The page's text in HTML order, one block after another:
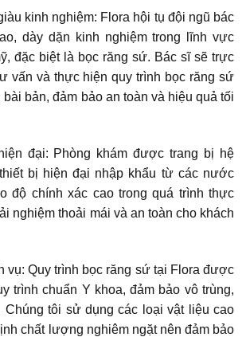
kinh nghiệm: Flora hội tụ đội ngũ bác
dày dặn kinh nghiệm trong lĩnh vực
đặc biệt là bọc răng sứ. Bác sĩ sẽ trực
vấn và thực hiện quy trình bọc răng sứ
bản, đảm bảo an toàn và hiệu quả tối
đại: Phòng khám được trang bị hệ
bị hiện đại nhập khẩu từ các nước
độ chính xác cao trong quá trình thực
nghiệm thoải mái và an toàn cho khách
vụ: Quy trình bọc răng sứ tại Flora được
trình chuẩn Y khoa, đảm bảo vô trùng,
Chúng tôi sử dụng các loại vật liệu cao
chất lượng nghiêm ngặt nên đảm bảo